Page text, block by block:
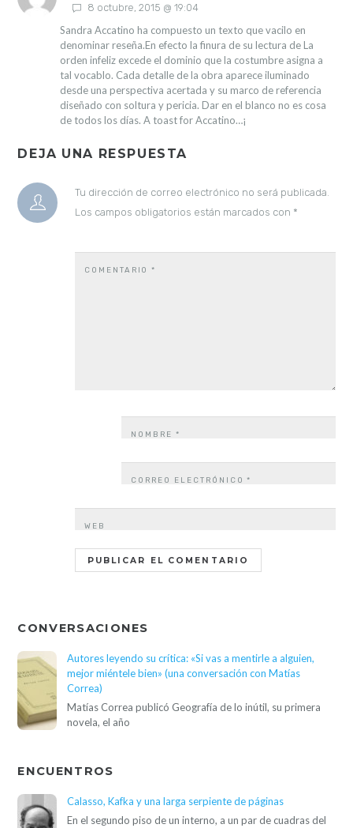
8 octubre, 2015 @ 19:04
Sandra Accatino ha compuesto un texto que vacilo en
denominar reseña.En efecto la finura de su lectura de La
orden infeliz excede el dominio que la costumbre asigna a
tal vocablo. Cada detalle de la obra aparece iluminado
desde una perspectiva acertada y su marco de referencia
diseñado con soltura y pericia. Dar en el blanco no es cosa
de todos los días. A toast for Accatino…¡
DEJA UNA RESPUESTA
Tu dirección de correo electrónico no será publicada.
Los campos obligatorios están marcados con *
COMENTARIO*
NOMBRE*
CORREO ELECTRÓNICO*
WEB
CONVERSACIONES
Autores leyendo su crítica: «Si vas a mentirle a alguien,
mejor miéntele bien» (una conversación con Matías
Correa)
Matías Correa publicó Geografía de lo inútil, su primera
novela, el año
ENCUENTROS
Calasso, Kafka y una larga serpiente de páginas
En el segundo piso de un interno, a un par de cuadras del